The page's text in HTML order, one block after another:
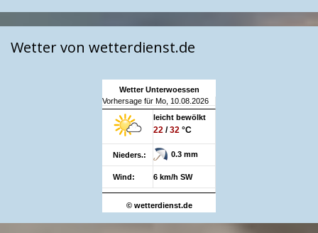
Wetter von wetterdienst.de
Wetter Unterwoessen
Vorhersage für Mo, 10.08.2026
leicht bewölkt
22 /32 °C
Nieders.: 0.3 mm
Wind: 6 km/h SW
© wetterdienst.de